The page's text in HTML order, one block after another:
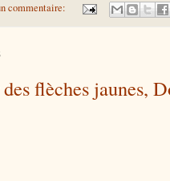
commentaire:
flèches jaunes,